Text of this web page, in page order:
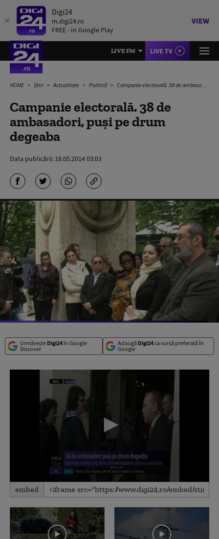
Digi24
m.digi24.ro
FREE - In Google Play
VIEW
LIVE FM LIVE TV
HOME Știri Actualitate Politică Campanie electorală. 38 de ambasadori, puși pe drum degeaba
Campanie electorală. 38 de
ambasadori, puși pe drum
degeaba
Data publicării: 18.05.2014 03:03
Urmărește Digi24în Google
Discover
Adaugă Digi24ca sursă preferată în
Google
0
seconds
1
minute,
33
seconds
embed